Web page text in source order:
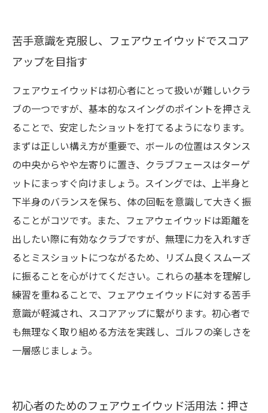
苦手意識を克服し、フェアウェイウッドでスコア
アップを目指す
フェアウェイウッドは初心者にとって扱いが難しいクラ
ブの一つですが、基本的なスイングのポイントを押さえ
ることで、安定したショットを打てるようになります。
まずは正しい構え方が重要で、ボールの位置はスタンス
の中央からやや左寄りに置き、クラブフェースはターゲ
ットにまっすぐ向けましょう。スイングでは、上半身と
下半身のバランスを保ち、体の回転を意識して大きく振
ることがコツです。また、フェアウェイウッドは距離を
出したい際に有効なクラブですが、無理に力を入れすぎ
るとミスショットにつながるため、リズム良くスムーズ
に振ることを心がけてください。これらの基本を理解し
練習を重ねることで、フェアウェイウッドに対する苦手
意識が軽減され、スコアアップに繋がります。初心者で
も無理なく取り組める方法を実践し、ゴルフの楽しさを
一層感じましょう。
初心者のためのフェアウェイウッド活用法：押さ